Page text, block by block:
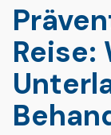
Reise: